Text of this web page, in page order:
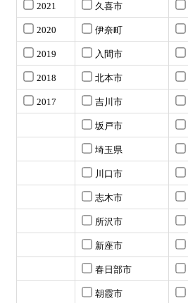
2021 久喜市
2020 伊奈町
2019 入間市
2018 北本市
2017 吉川市
坂戸市
埼玉県
川口市
志木市
所沢市
新座市
春日部市
朝霞市